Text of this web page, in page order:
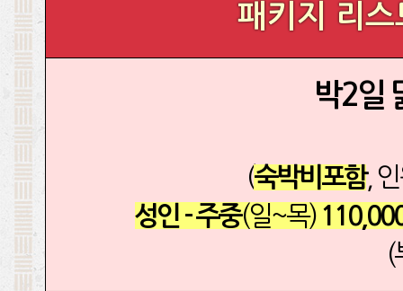
패키지 리
박2일
(숙박비포함,
성인 - 주중(일~목)
(